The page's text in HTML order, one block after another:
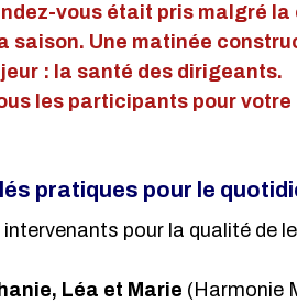
vous était pris malgré la
saison. Une matinée
: la santé des dirigeants.
les participants pour
pratiques pour le
intervenants pour la qualité de
Léa et Marie (Harmonie